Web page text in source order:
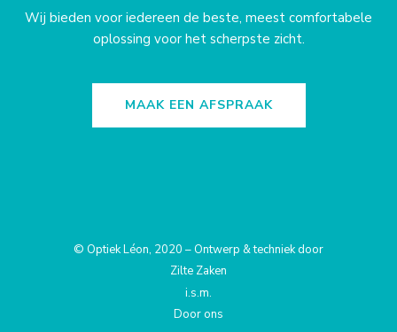
Wij bieden voor iedereen de beste, meest comfortabele
oplossing voor het scherpste zicht.
MAAK EEN AFSPRAAK
© Optiek Léon, 2020 – Ontwerp & techniek door
Zilte Zaken
i.s.m.
Door ons